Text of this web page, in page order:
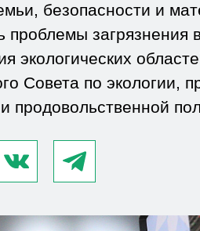
безопасности и
загрязнения
экологических
Совета по экологии,
продовольственной